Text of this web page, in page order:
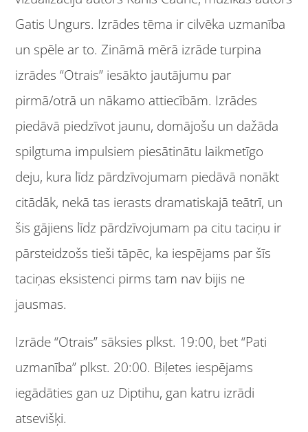
Gatis Ungurs. Izrādes tēma ir cilvēka uzmanība
un spēle ar to. Zināmā mērā izrāde turpina
izrādes “Otrais” iesākto jautājumu par
pirmā/otrā un nākamo attiecībām. Izrādes
piedāvā piedzīvot jaunu, domājošu un dažāda
spilgtuma impulsiem piesātinātu laikmetīgo
deju, kura līdz pārdzīvojumam piedāvā nonākt
citādāk, nekā tas ierasts dramatiskajā teātrī, un
šis gājiens līdz pārdzīvojumam pa citu taciņu ir
pārsteidzošs tieši tāpēc, ka iespējams par šīs
taciņas eksistenci pirms tam nav bijis ne
jausmas.
Izrāde “Otrais” sāksies plkst. 19:00, bet “Pati
uzmanība” plkst. 20:00. Biļetes iespējams
iegādāties gan uz Diptihu, gan katru izrādi
atsevišķi.